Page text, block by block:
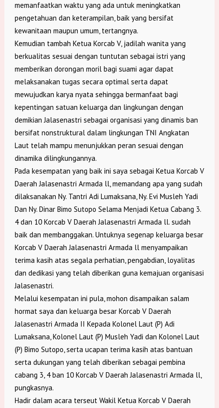
memanfaatkan waktu yang ada untuk meningkatkan
pengetahuan dan keterampilan, baik yang bersifat
kewanitaan maupun umum, tertangnya.
Kemudian tambah Ketua Korcab V, jadilah wanita yang
berkualitas sesuai dengan tuntutan sebagai istri yang
memberikan dorongan moril bagi suami agar dapat
melaksanakan tugas secara optimal serta dapat
mewujudkan karya nyata sehingga bermanfaat bagi
kepentingan satuan keluarga dan lingkungan dengan
demikian Jalasenastri sebagai organisasi yang dinamis ban
bersifat nonstruktural dalam lingkungan TNI Angkatan
Laut telah mampu menunjukkan peran sesuai dengan
dinamika dilingkungannya.
Pada kesempatan yang baik ini saya sebagai Ketua Korcab V
Daerah Jalasenastri Armada ll, memandang apa yang sudah
dilaksanakan Ny. Tantri Adi Lumaksana, Ny. Evi Musleh Yadi
Dan Ny. Dinar Bimo Sutopo Selama Menjadi Ketua Cabang 3.
4 dan 10 Korcab V Daerah Jalasenastri Armada ll. sudah
baik dan membanggakan. Untuknya segenap keluarga besar
Korcab V Daerah Jalasenastri Armada ll menyampaikan
terima kasih atas segala perhatian, pengabdian, loyalitas
dan dedikasi yang telah diberikan guna kemajuan organisasi
Jalasenastri.
Melalui kesempatan ini pula, mohon disampaikan salam
hormat saya dan keluarga besar Korcab V Daerah
Jalasenastri Armada II Kepada Kolonel Laut (P) Adi
Lumaksana, Kolonel Laut (P) Musleh Yadi dan Kolonel Laut
(P) Bimo Sutopo, serta ucapan terima kasih atas bantuan
serta dukungan yang telah diberikan sebagai pembina
cabang 3, 4 ban 10 Korcab V Daerah Jalasenastri Armada ll,
pungkasnya.
Hadir dalam acara terseut Wakil Ketua Korcab V Daerah